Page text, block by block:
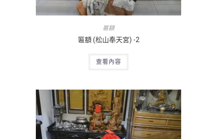
匾額
匾額 (松山奉天宮) -2
查看內容